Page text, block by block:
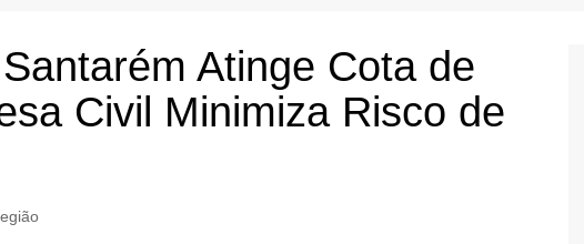
Atinge Cota de
Civil Minimiza Risco de